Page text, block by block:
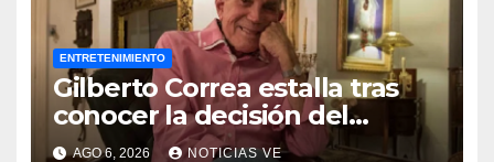
ENTRETENIMIENTO
Gilberto Correa estalla tras
conocer la decisión del
tribunal en su caso
AGO 6, 2026 NOTICIAS VE